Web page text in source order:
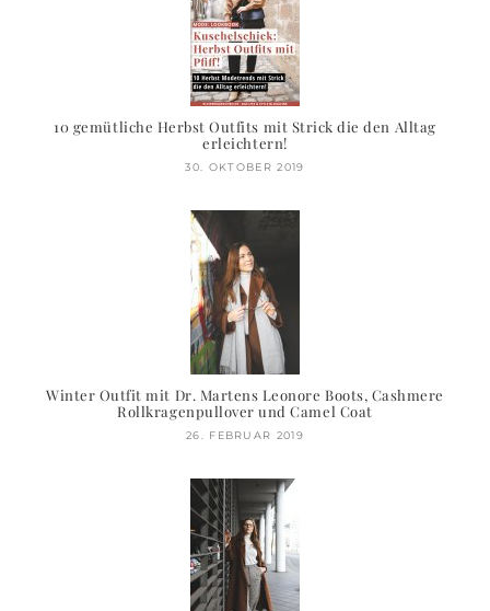
10 gemütliche Herbst Outfits mit Strick die den Alltag
erleichtern!
30. OKTOBER 2019
Winter Outfit mit Dr. Martens Leonore Boots, Cashmere
Rollkragenpullover und Camel Coat
26. FEBRUAR 2019